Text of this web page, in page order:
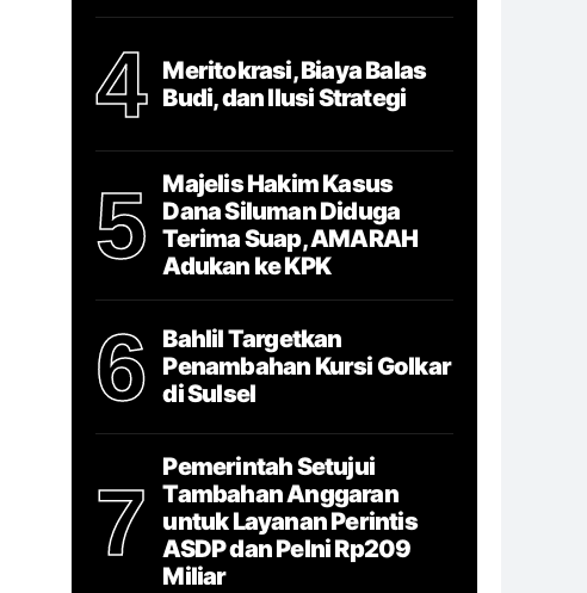
4
Meritokrasi, Biaya Balas
Budi, dan Ilusi Strategi
5
Majelis Hakim Kasus
Dana Siluman Diduga
Terima Suap, AMARAH
Adukan ke KPK
6
Bahlil Targetkan
Penambahan Kursi Golkar
di Sulsel
7
Pemerintah Setujui
Tambahan Anggaran
untuk Layanan Perintis
ASDP dan Pelni Rp209
Miliar